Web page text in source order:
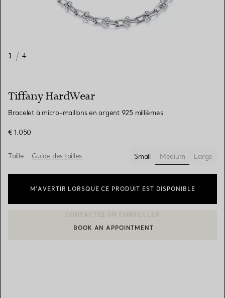
1 / 4
Tiffany HardWear
Bracelet à micro-maillons en argent 925 millièmes
€ 1.050
Taille Guide des tailles Small
Medium
sélectionnés
Large
M’AVERTIR LORSQUE CE PRODUIT EST DISPONIBLE
CONTACTER UN CONSEILLER CLIENT OU PRENDRE RENDEZ-
BOOK AN APPOINTMENT